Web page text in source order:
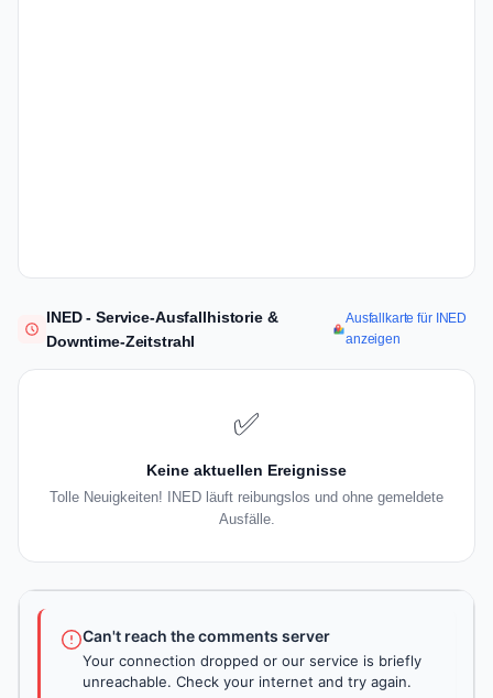
INED - Service-Ausfallhistorie &
Downtime-Zeitstrahl
Ausfallkarte für INED
anzeigen
✅
Keine aktuellen Ereignisse
Tolle Neuigkeiten! INED läuft reibungslos und ohne gemeldete
Ausfälle.
Can't reach the comments server
Your connection dropped or our service is briefly
unreachable. Check your internet and try again.